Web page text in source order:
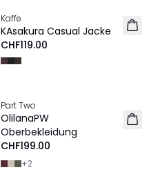
NEU
Kaffe
KAsakura Casual Jacke
CHF119.00
NEU
Part Two
OlilanaPW
Oberbekleidung
CHF199.00
+2